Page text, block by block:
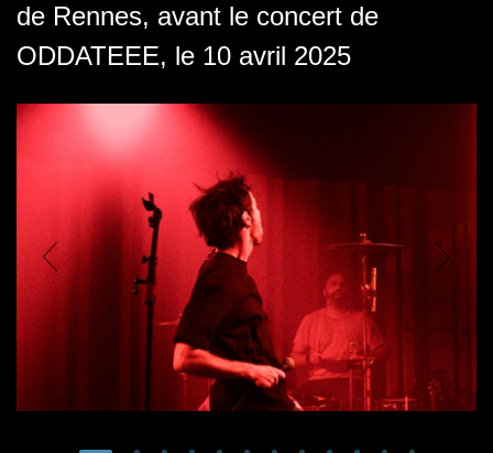
de Rennes, avant le concert de
ODDATEEE, le 10 avril 2025